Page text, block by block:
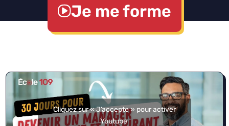
Je me forme
Cliquez sur « J’accepte » pour activer
Youtube